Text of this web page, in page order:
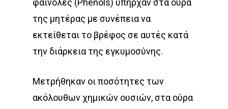
φαινόλες (Phenols) υπήρχαν στα ούρα
της μητέρας με συνέπεια να
εκτείθεται το βρέφος σε αυτές κατά
την διάρκεια της εγκυμοσύνης.
Μετρήθηκαν οι ποσότητες των
ακόλουθων χημικών ουσιών, στα ούρα